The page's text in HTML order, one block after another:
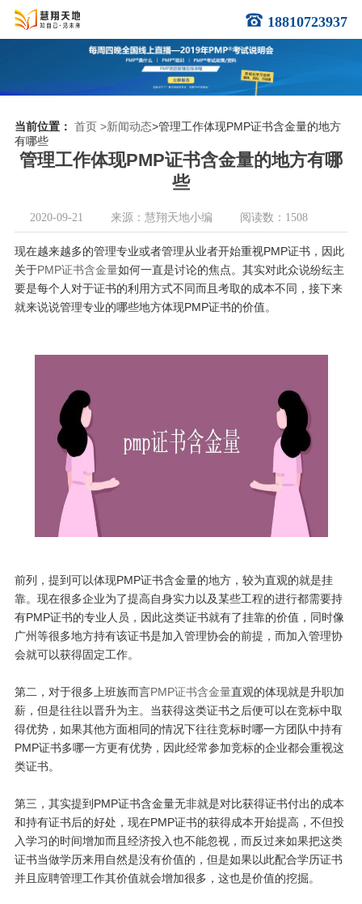
18810723937
当前位置： 首页 >新闻动态>管理工作体现PMP证书含金量的地方
有哪些
管理工作体现PMP证书含金量的地方有哪
些
2020-09-21 来源：慧翔天地小编 阅读数：1508
现在越来越多的管理专业或者管理从业者开始重视PMP证书，因此
关于PMP证书含金量如何一直是讨论的焦点。其实对此众说纷纭主
要是每个人对于证书的利用方式不同而且考取的成本不同，接下来
就来说说管理专业的哪些地方体现PMP证书的价值。
前列，提到可以体现PMP证书含金量的地方，较为直观的就是挂
靠。现在很多企业为了提高自身实力以及某些工程的进行都需要持
有PMP证书的专业人员，因此这类证书就有了挂靠的价值，同时像
广州等很多地方持有该证书是加入管理协会的前提，而加入管理协
会就可以获得固定工作。
第二，对于很多上班族而言PMP证书含金量直观的体现就是升职加
薪，但是往往以晋升为主。当获得这类证书之后便可以在竞标中取
得优势，如果其他方面相同的情况下往往竞标时哪一方团队中持有
PMP证书多哪一方更有优势，因此经常参加竞标的企业都会重视这
类证书。
第三，其实提到PMP证书含金量无非就是对比获得证书付出的成本
和持有证书后的好处，现在PMP证书的获得成本开始提高，不但投
入学习的时间增加而且经济投入也不能忽视，而反过来如果把这类
证书当做学历来用自然是没有价值的，但是如果以此配合学历证书
并且应聘管理工作其价值就会增加很多，这也是价值的挖掘。